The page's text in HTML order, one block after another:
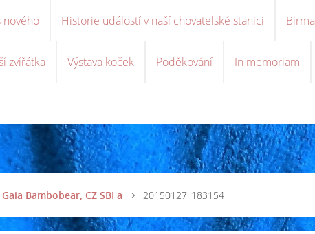
nového Historie událostí v naší chovatelské stanici Birma
zvířátka Výstava koček Poděkování In memoriam
Gaia Bambobear, CZ SBI a 20150127_183154